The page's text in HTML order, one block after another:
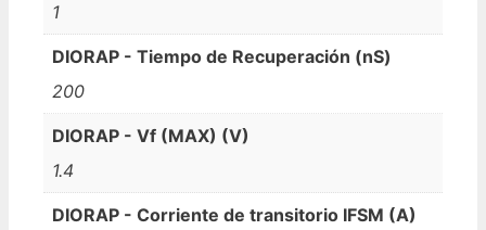
1
DIORAP - Tiempo de Recuperación (nS)
200
DIORAP - Vf (MAX) (V)
1.4
DIORAP - Corriente de transitorio IFSM (A)